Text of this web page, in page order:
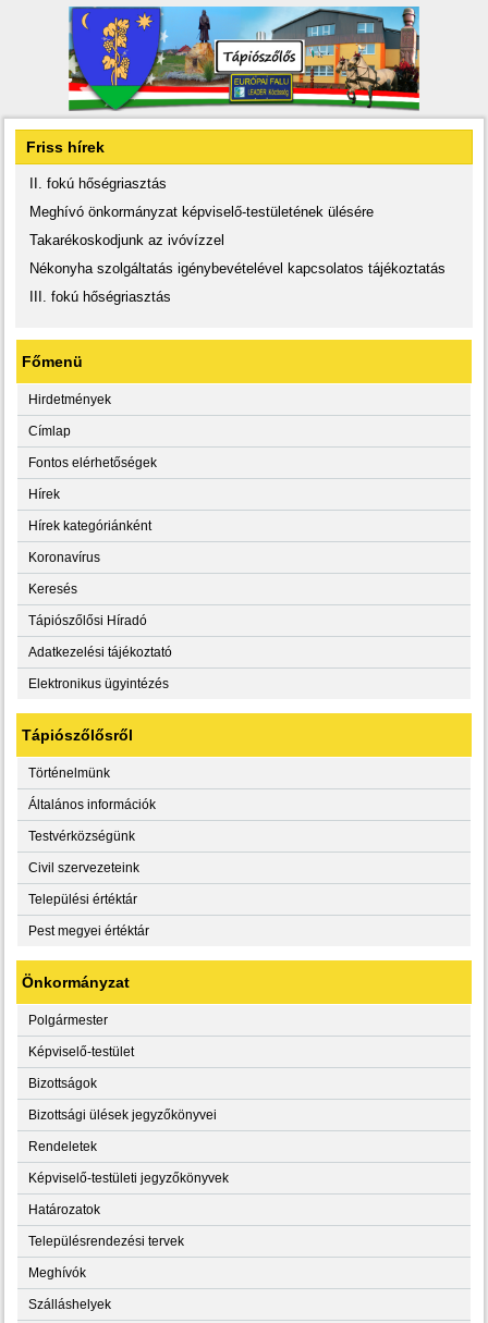
Friss hírek
II. fokú hőségriasztás
Meghívó önkormányzat képviselő-testületének ülésére
Takarékoskodjunk az ivóvízzel
Nékonyha szolgáltatás igénybevételével kapcsolatos tájékoztatás
III. fokú hőségriasztás
Főmenü
Hirdetmények
Címlap
Fontos elérhetőségek
Hírek
Hírek kategóriánként
Koronavírus
Keresés
Tápiószőlősi Híradó
Adatkezelési tájékoztató
Elektronikus ügyintézés
Tápiószőlősről
Történelmünk
Általános információk
Testvérközségünk
Civil szervezeteink
Települési értéktár
Pest megyei értéktár
Önkormányzat
Polgármester
Képviselő-testület
Bizottságok
Bizottsági ülések jegyzőkönyvei
Rendeletek
Képviselő-testületi jegyzőkönyvek
Határozatok
Településrendezési tervek
Meghívók
Szálláshelyek